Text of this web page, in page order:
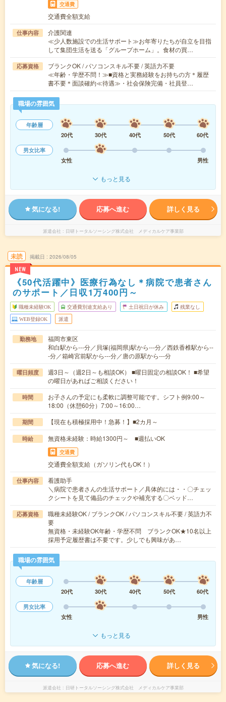
交通費
交通費全額支給
仕事内容
介護関連
≪少人数施設での生活サポート≫お年寄りたちが自立を目指
して集団生活を送る「グループホーム」。食材の買…
応募資格
ブランクOK / パソコンスキル不要 / 英語力不要
≪年齢・学歴不問！≫■資格と実務経験をお持ちの方＊履歴
書不要＊面談確約≪待遇≫・社会保険完備・社員登…
職場の雰囲気
年齢層
20代
30代 40代 50代
60代
男女比率
女性
男性
もっと見る
気になる! 応募へ進む 詳しく見る
派遣会社 日研トータルソーシング株式会社 メディカルケア事業部
未読
NEW
掲載日 2026/08/05
《50代活躍中》医療行為なし＊病院で患者さん
のサポート／日収1万400円～
職種未経験OK 交通費別途支給あり 土日祝日が休み 残業なし
WEB登録OK 派遣
勤務地
福岡市東区
和白駅から---分／貝塚(福岡県)駅から---分／西鉄香椎駅から--
-分／箱崎宮前駅から---分／唐の原駅から---分
曜日頻度
週3日～（週2日～も相談OK） ■曜日固定の相談OK！ ■希望
の曜日があればご相談ください！
時間
お子さんの予定にも柔軟に調整可能です。シフト例9:00～
18:00（休憩60分）7:00～16:00…
期間 【現在も積極採用中！急募！】■2カ月～
時給 無資格未経験：時給1300円～ ■週払いOK
交通費
交通費全額支給（ガソリン代もOK！）
仕事内容
看護助手
＼病院で患者さんの生活サポート／具体的には・・〇チェッ
クシートを見て備品のチェックや補充する〇ベッド…
応募資格
職種未経験OK / ブランクOK / パソコンスキル不要 / 英語力不
要
無資格・未経験OK年齢・学歴不問 ブランクOK★10名以上
採用予定履歴書は不要です。少しでも興味があ…
職場の雰囲気
年齢層
20代
30代 40代 50代
60代
男女比率
女性
男性
もっと見る
気になる! 応募へ進む 詳しく見る
派遣会社 日研トータルソーシング株式会社 メディカルケア事業部